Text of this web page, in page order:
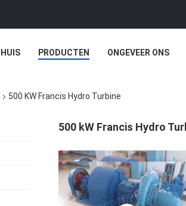
HUIS PRODUCTEN ONGEVEER ONS
500 KW Francis Hydro Turbine
500 kW Francis Hydro